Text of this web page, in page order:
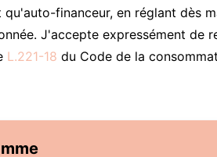
qu'auto-financeur, en réglant dès
J'accepte expressément de
L.221-18 du Code de la